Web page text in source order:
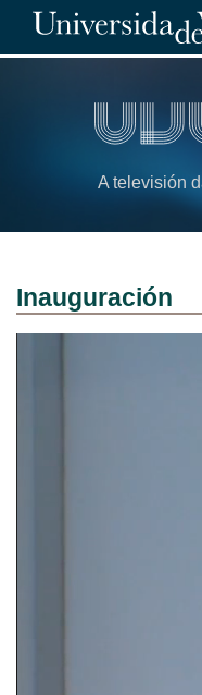
A televisión
Inauguración